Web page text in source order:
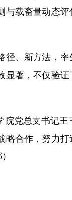
载畜量动态
、新方法，率
显著，不仅验
党总支书记王
合作，努力